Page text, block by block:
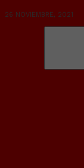
26 NOVIEMBRE, 2021